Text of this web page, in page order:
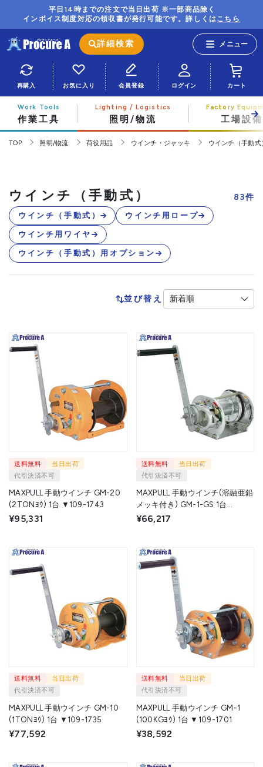
平日14時までの注文で当日出荷 ※一部商品除く
インボイス制度対応の領収書が発行可能です。詳しくはこちら
詳細検索
再購入 お気に入り 会員登録 ログイン カート
作業工具 照明/物流 工場設備
TOP 照明/物流 荷役用品 ウインチ・ジャッキ ウインチ（手動式
ウインチ（手動式） 83件
ウインチ（手動式） ウインチ用ロープ
ウインチ用ワイヤ
ウインチ（手動式）用オプション
並び替え
送料無料
当日出荷
代引決済不可
MAXPULL 手動ウインチ GM-20
(2TONﾖｳ) 1台 ▼109-1743
¥95,331
送料無料
当日出荷
代引決済不可
MAXPULL 手動ウインチ(溶融亜鉛
メッキ付き) GM-1-GS 1台
▼835-4605
¥66,217
送料無料
当日出荷
代引決済不可
MAXPULL 手動ウインチ GM-10
(1TONﾖｳ) 1台 ▼109-1735
¥77,592
送料無料
当日出荷
代引決済不可
MAXPULL 手動ウインチ GM-1
(100KGﾖｳ) 1台 ▼109-1701
¥38,592